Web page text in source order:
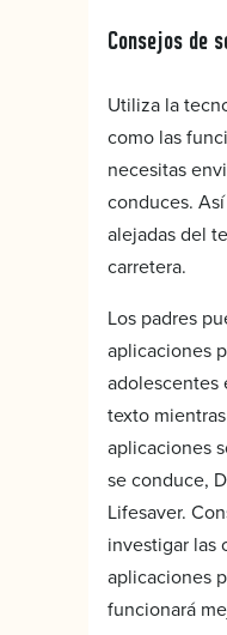
Consejos de
Utiliza la
como las
necesitas
conduces.
alejadas del
carretera.
Los padres
aplicaciones
adolescentes
texto
aplicaciones
se conduce,
Lifesaver.
investigar las
aplicaciones
funcionará